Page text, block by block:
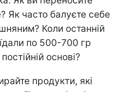
Як часто балуєте себе
Коли останній
по 500-700 гр
основі?
продукти, які